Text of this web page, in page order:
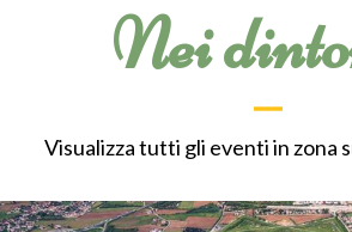
Nei
Visualizza tutti gli eventi in zona